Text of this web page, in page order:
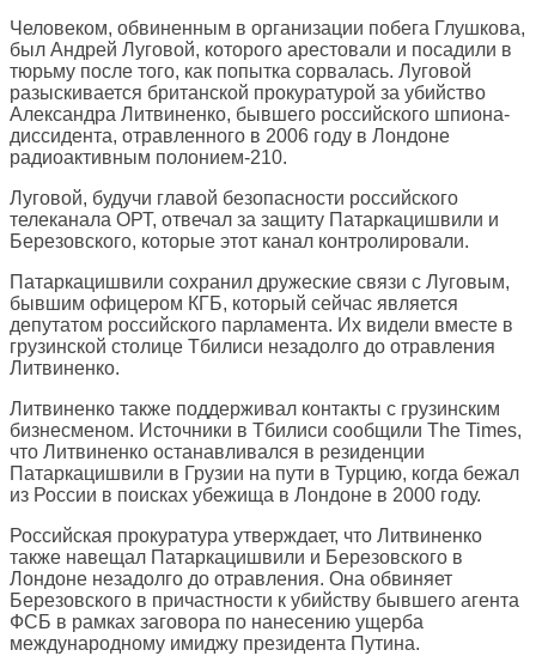
Человеком, обвиненным в организации побега Глушкова,
был Андрей Луговой, которого арестовали и посадили в
тюрьму после того, как попытка сорвалась. Луговой
разыскивается британской прокуратурой за убийство
Александра Литвиненко, бывшего российского шпиона-
диссидента, отравленного в 2006 году в Лондоне
радиоактивным полонием-210.
Луговой, будучи главой безопасности российского
телеканала ОРТ, отвечал за защиту Патаркацишвили и
Березовского, которые этот канал контролировали.
Патаркацишвили сохранил дружеские связи с Луговым,
бывшим офицером КГБ, который сейчас является
депутатом российского парламента. Их видели вместе в
грузинской столице Тбилиси незадолго до отравления
Литвиненко.
Литвиненко также поддерживал контакты с грузинским
бизнесменом. Источники в Тбилиси сообщили The Times,
что Литвиненко останавливался в резиденции
Патаркацишвили в Грузии на пути в Турцию, когда бежал
из России в поисках убежища в Лондоне в 2000 году.
Российская прокуратура утверждает, что Литвиненко
также навещал Патаркацишвили и Березовского в
Лондоне незадолго до отравления. Она обвиняет
Березовского в причастности к убийству бывшего агента
ФСБ в рамках заговора по нанесению ущерба
международному имиджу президента Путина.